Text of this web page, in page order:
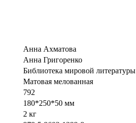
Анна Ахматова
Анна Григоренко
Библиотека мировой литературы
Матовая мелованная
792
180*250*50 мм
2 кг